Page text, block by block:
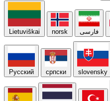
Lietuviškai norsk فارسی
Русский српски slovensky